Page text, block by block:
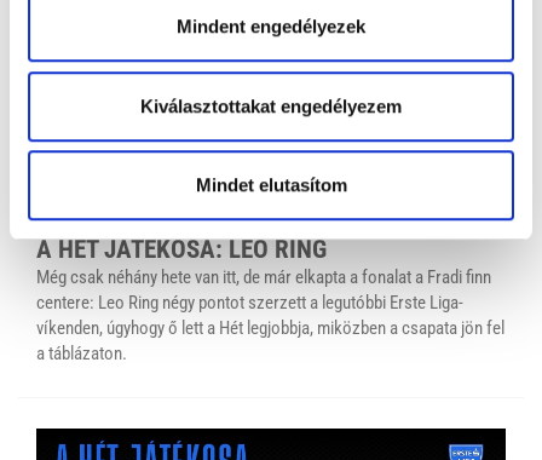
Mindent engedélyezek
Kiválasztottakat engedélyezem
Mindet elutasítom
ERSTE LIGA-HÉT JÁTÉKOSA/
years ago
A HÉT JÁTÉKOSA: LEO RING
Még csak néhány hete van itt, de már elkapta a fonalat a Fradi finn
centere: Leo Ring négy pontot szerzett a legutóbbi Erste Liga-
víkenden, úgyhogy ő lett a Hét legjobbja, miközben a csapata jön fel
a táblázaton.